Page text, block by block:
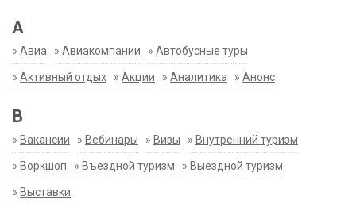
А
» Авиа » Авиакомпании » Автобусные туры
» Активный отдых » Акции » Аналитика » Анонс
В
» Вакансии » Вебинары » Визы » Внутренний туризм
» Воркшоп » Въездной туризм » Выездной туризм
» Выставки